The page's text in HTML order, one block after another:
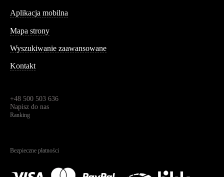
Aplikacja mobilna
Mapa strony
Wyszukiwanie zaawansowane
Kontakt
+48 500 503 636
Napisz do nas
Ranking
Bezpieczne płatności